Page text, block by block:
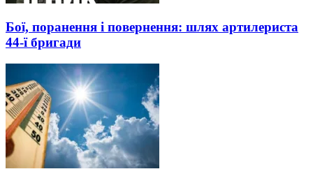
Бої, поранення і повернення: шлях артилериста
44-ї бригади